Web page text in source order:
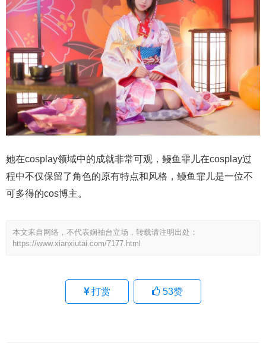
她在cosplay领域中的成就非常可观，鳗鱼霏儿在cosplay过
程中不仅保留了角色的原有特点和风格，鳗鱼霏儿是一位不
可多得的cos博主。
本文来自网络，不代表娴袖台立场，转载请注明出处：
https://www.xianxiutai.com/7177.html
打赏 53赞